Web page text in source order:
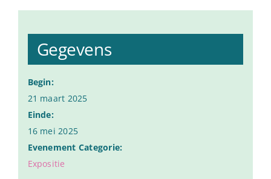
Gegevens
Begin:
21 maart 2025
Einde:
16 mei 2025
Evenement Categorie:
Expositie